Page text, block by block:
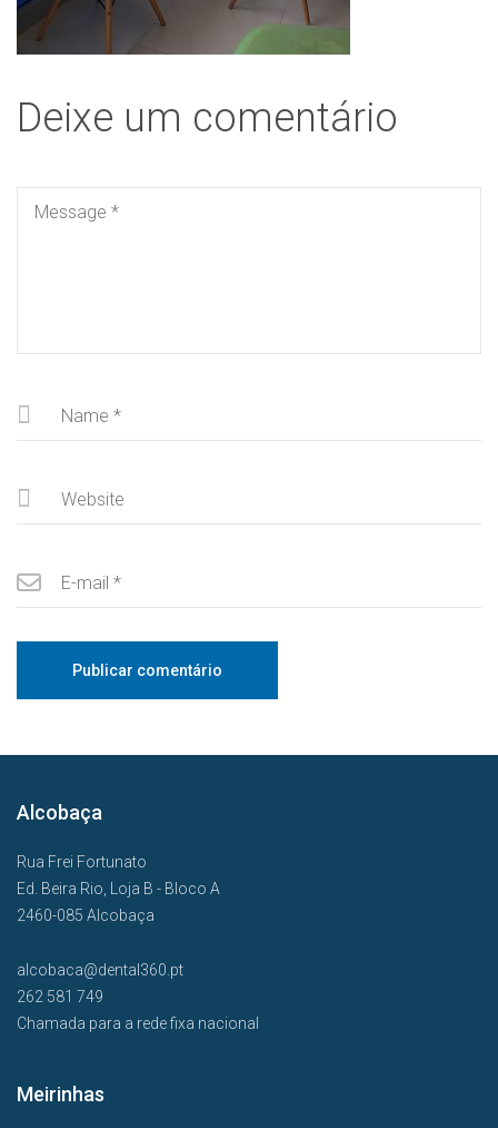
Deixe um comentário
Alcobaça
Rua Frei Fortunato
Ed. Beira Rio, Loja B - Bloco A
2460-085 Alcobaça
alcobaca@dental360.pt
262 581 749
Chamada para a rede fixa nacional
Meirinhas